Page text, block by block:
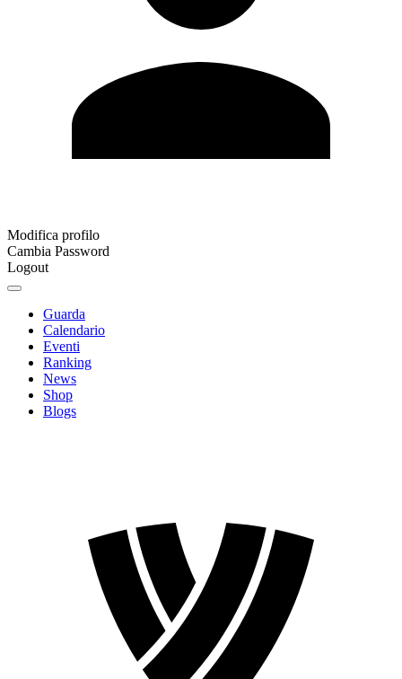
Modifica profilo
Cambia Password
Logout
Guarda
Calendario
Eventi
Ranking
News
Shop
Blogs